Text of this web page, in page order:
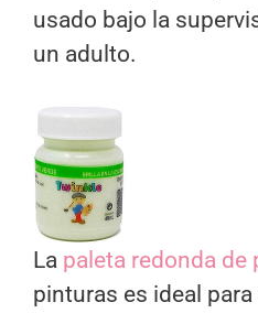
usado bajo la
un adulto.
La paleta redonda de
pinturas es ideal